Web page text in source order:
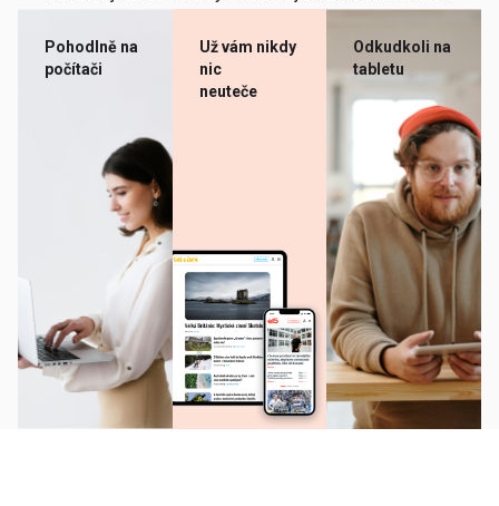
Pohodlně na
počítači
Už vám nikdy
nic
neuteče
Odkudkoli na
tabletu